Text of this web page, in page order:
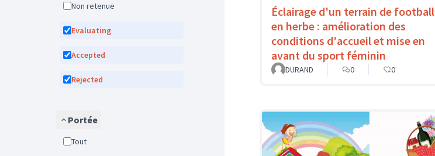
Non retenue
Evaluating
Accepted
Rejected
Portée
Tout
Éclairage d'un terrain de football
en herbe : amélioration des
conditions d'accueil et mise en
avant du sport féminin
DURAND 0 0